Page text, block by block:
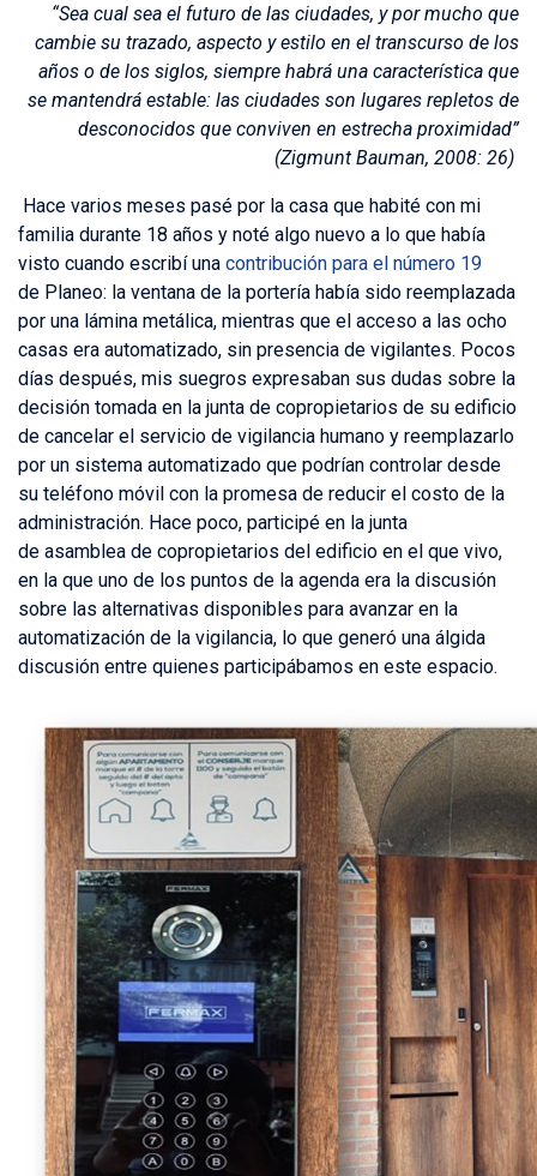
“Sea cual sea el futuro de las ciudades, y por mucho que
cambie su trazado, aspecto y estilo en el transcurso de los
años o de los siglos, siempre habrá una característica que
se mantendrá estable: las ciudades son lugares repletos de
desconocidos que conviven en estrecha proximidad”
(Zigmunt Bauman, 2008: 26)
Hace varios meses pasé por la casa que habité con mi
familia durante 18 años y noté algo nuevo a lo que había
visto cuando escribí una contribución para el número 19
de Planeo: la ventana de la portería había sido reemplazada
por una lámina metálica, mientras que el acceso a las ocho
casas era automatizado, sin presencia de vigilantes. Pocos
días después, mis suegros expresaban sus dudas sobre la
decisión tomada en la junta de copropietarios de su edificio
de cancelar el servicio de vigilancia humano y reemplazarlo
por un sistema automatizado que podrían controlar desde
su teléfono móvil con la promesa de reducir el costo de la
administración. Hace poco, participé en la junta
de asamblea de copropietarios del edificio en el que vivo,
en la que uno de los puntos de la agenda era la discusión
sobre las alternativas disponibles para avanzar en la
automatización de la vigilancia, lo que generó una álgida
discusión entre quienes participábamos en este espacio.